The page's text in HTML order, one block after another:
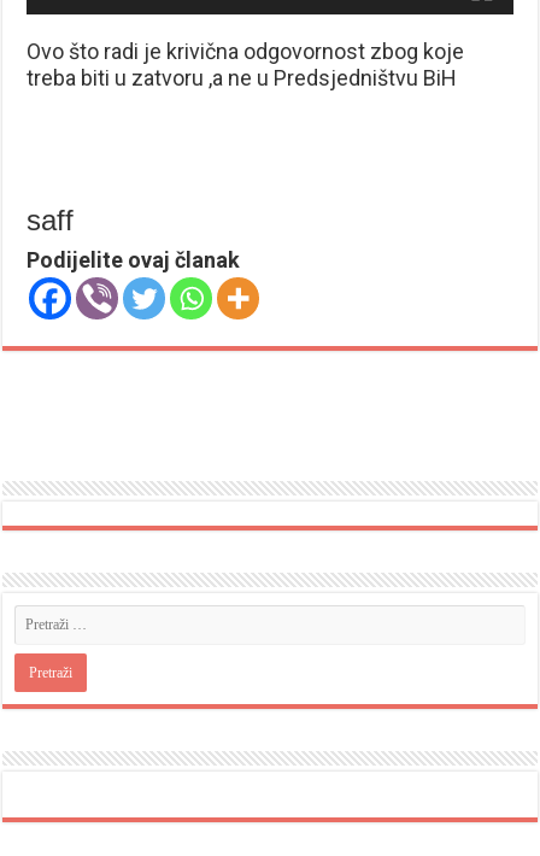
Ovo što radi je krivična odgovornost zbog koje
treba biti u zatvoru ,a ne u Predsjedništvu BiH
saff
Podijelite ovaj članak